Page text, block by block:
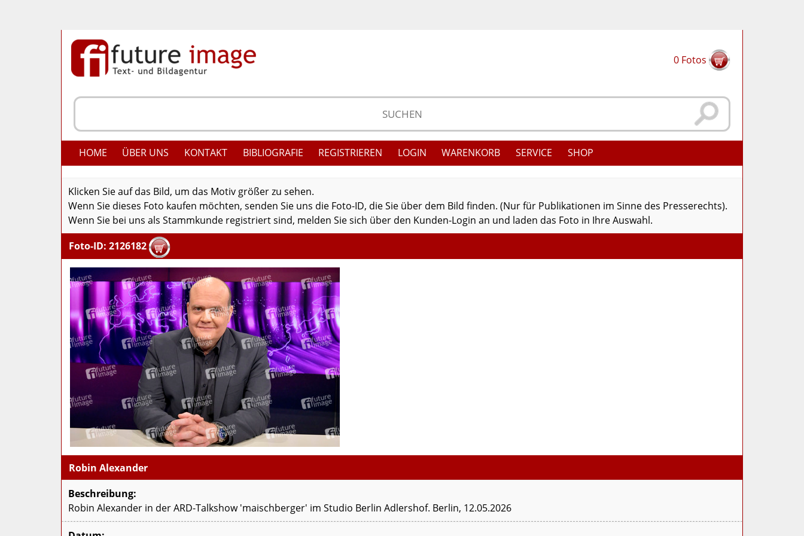
0 Fotos
HOME ÜBER UNS KONTAKT BIBLIOGRAFIE REGISTRIEREN LOGIN WARENKORB SERVICE SHOP
Klicken Sie auf das Bild, um das Motiv größer zu sehen.
Wenn Sie dieses Foto kaufen möchten, senden Sie uns die Foto-ID, die Sie über dem Bild finden. (Nur für Publikationen im Sinne des Presserechts).
Wenn Sie bei uns als Stammkunde registriert sind, melden Sie sich über den Kunden-Login an und laden das Foto in Ihre Auswahl.
Foto-ID: 2126182
Robin Alexander
Beschreibung:
Robin Alexander in der ARD-Talkshow 'maischberger' im Studio Berlin Adlershof. Berlin, 12.05.2026